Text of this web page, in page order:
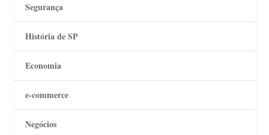
Segurança
História de SP
Economia
e-commerce
Negócios